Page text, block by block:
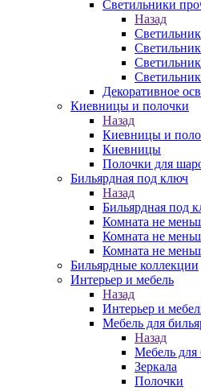
Светильники
Назад
Декоративное
Киевницы и полочки
Назад
Киевницы и
Киевницы
Полочки для
Бильярдная под ключ
Назад
Бильярдная под
Комната не
Комната не
Комната не
Бильярдные коллекции
Интерьер и мебель
Назад
Интерьер и
Мебель для
Назад
Мебель для
Зеркала
Полочки